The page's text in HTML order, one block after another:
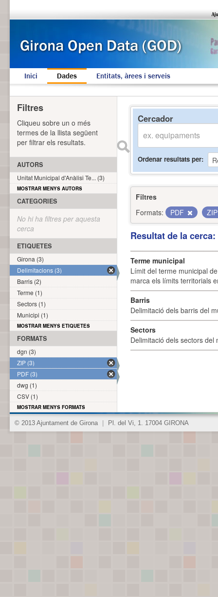
Inici Dades Entitats, àrees i serveis
Cercador
Ordenar resultats per
Filtres
Formats:
PDF
Resultat de la
Terme municipal
Límit del terme municipal
marca els límits territorials
Barris
Delimitació dels barris del
Sectors
Delimitació dels sectors del
Filtres
Cliqueu sobre un o més
termes de la llista següent
per filtrar els resultats.
AUTORS
Unitat Municipal d'Anàlisi Te... (3)
MOSTRAR MENYS AUTORS
CATEGORIES
No hi ha filtres per aquesta
cerca
ETIQUETES
Girona (3)
Delimitacions (3)
Barris (2)
Terme (1)
Sectors (1)
Municipi (1)
MOSTRAR MENYS ETIQUETES
FORMATS
dgn (3)
ZIP (3)
PDF (3)
dwg (1)
CSV (1)
MOSTRAR MENYS FORMATS
© 2013 Ajuntament de Girona Pl. del Vi, 1. 17004 GIRONA